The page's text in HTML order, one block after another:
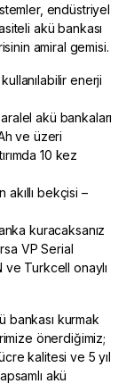
endüstriyel
akü bankası
amiral gemisi.
enerji
akü bankaları
ve üzeri
10 kez
bekçisi –
kuracaksanız
VP Serial
ve Turkcell onaylı
bankası kurmak
önerdiğimiz;
kalitesi ve 5 yıl
akü